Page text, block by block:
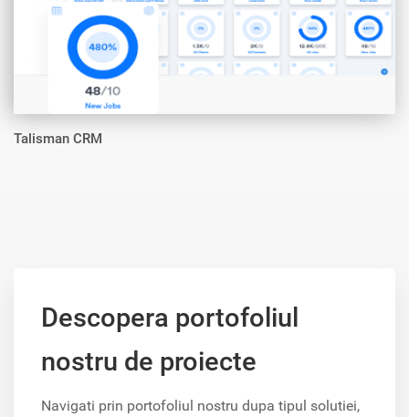
Talisman CRM
Descopera portofoliul
nostru de proiecte
Navigati prin portofoliul nostru dupa tipul solutiei,